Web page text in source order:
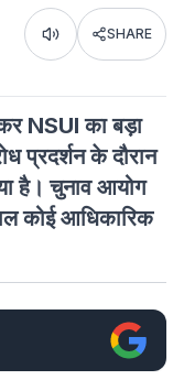
Listen SHARE
NSUI का बड़ा
प्रदर्शन के दौरान
है। चुनाव आयोग
कोई आधिकारिक